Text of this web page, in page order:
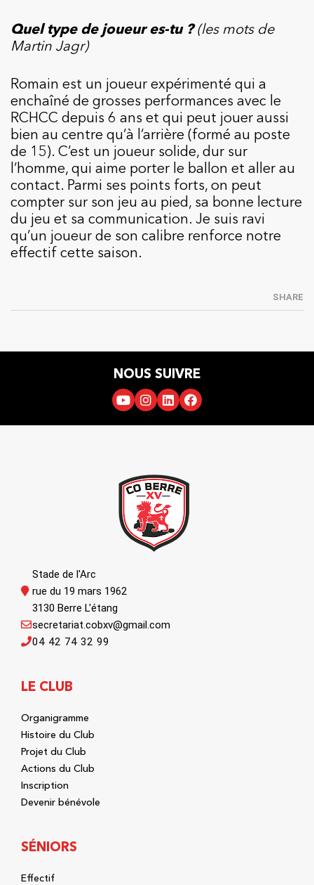
Quel type de joueur es-tu ? (les mots de
Martin Jagr)
Romain est un joueur expérimenté qui a
enchaîné de grosses performances avec le
RCHCC depuis 6 ans et qui peut jouer aussi
bien au centre qu’à l’arrière (formé au poste
de 15). C’est un joueur solide, dur sur
l’homme, qui aime porter le ballon et aller au
contact. Parmi ses points forts, on peut
compter sur son jeu au pied, sa bonne lecture
du jeu et sa communication. Je suis ravi
qu’un joueur de son calibre renforce notre
effectif cette saison.
SHARE
NOUS SUIVRE
Stade de l'Arc
rue du 19 mars 1962
3130 Berre L'étang
04 42 74 32 99
secretariat.cobxv@gmail.com
LE CLUB
Organigramme
Histoire du Club
Projet du Club
Actions du Club
Inscription
Devenir bénévole
SÉNIORS
Effectif